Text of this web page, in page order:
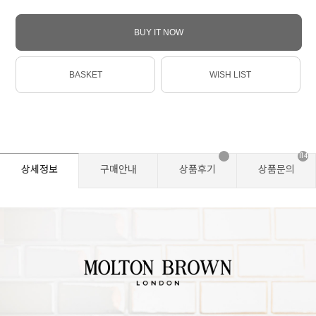
BUY IT NOW
BASKET WISH LIST
상세정보 구매안내 상품후기 상품문의
114